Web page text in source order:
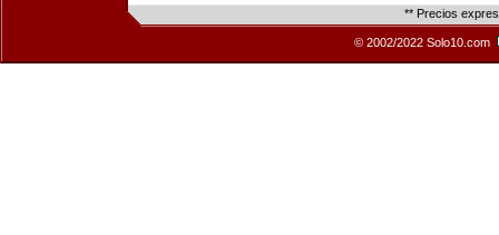
** Precios
© 2002/2022 Solo10.com